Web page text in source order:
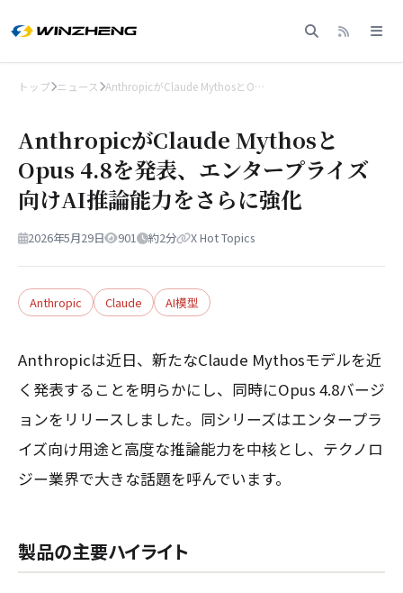
トップ ニュース AnthropicがClaude MythosとO…
AnthropicがClaude Mythosと
Opus 4.8を発表、エンタープライズ
向けAI推論能力をさらに強化
2026年5月29日 901 約2分 X Hot Topics
Anthropic Claude AI模型
Anthropicは近日、新たなClaude Mythosモデルを近
く発表することを明らかにし、同時にOpus 4.8バージ
ョンをリリースしました。同シリーズはエンタープラ
イズ向け用途と高度な推論能力を中核とし、テクノロ
ジー業界で大きな話題を呼んでいます。
製品の主要ハイライト